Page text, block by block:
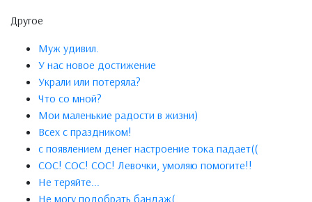
Другое
Муж удивил.
У нас новое достижение
Украли или потеряла?
Что со мной?
Мои маленькие радости в жизни)
Всех с праздником!
с появлением денег настроение тока падает((
СОС! СОС! СОС! Левочки, умоляю помогите!!
Не теряйте...
Не могу подобрать бандаж(